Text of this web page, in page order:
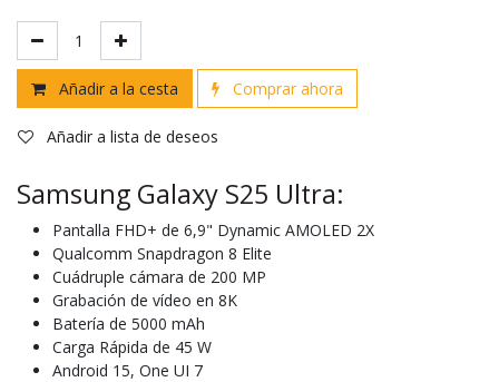
Añadir a la cesta Comprar ahora
Añadir a lista de deseos
Samsung Galaxy S25 Ultra:
Pantalla FHD+ de 6,9" Dynamic AMOLED 2X
Qualcomm Snapdragon 8 Elite
Cuádruple cámara de 200 MP
Grabación de vídeo en 8K
Batería de 5000 mAh
Carga Rápida de 45 W
Android 15, One UI 7